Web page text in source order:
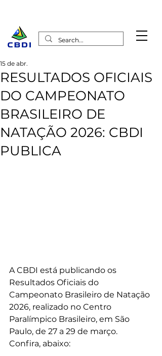
RESULTADOS OFICIAIS
DO CAMPEONATO
BRASILEIRO DE
NATAÇÃO 2026: CBDI
PUBLICA
15 de abr.
A CBDI está publicando os
Resultados Oficiais do
Campeonato Brasileiro de Natação
2026, realizado no Centro
Paralímpico Brasileiro, em São
Paulo, de 27 a 29 de março.
Confira, abaixo: